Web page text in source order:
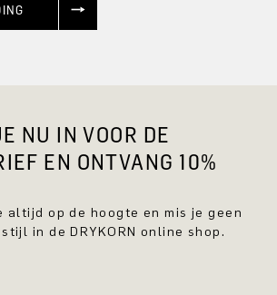
NU IN VOOR DE
EN ONTVANG 10%
altijd op de hoogte en mis je geen
in de DRYKORN online shop.